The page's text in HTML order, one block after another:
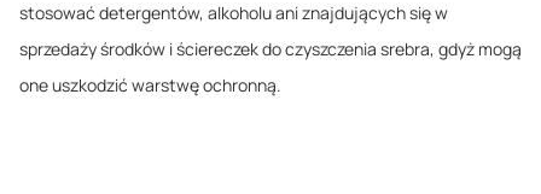
stosować detergentów, alkoholu ani znajdujących się w
sprzedaży środków i ściereczek do czyszczenia srebra, gdyż mogą
one uszkodzić warstwę ochronną.